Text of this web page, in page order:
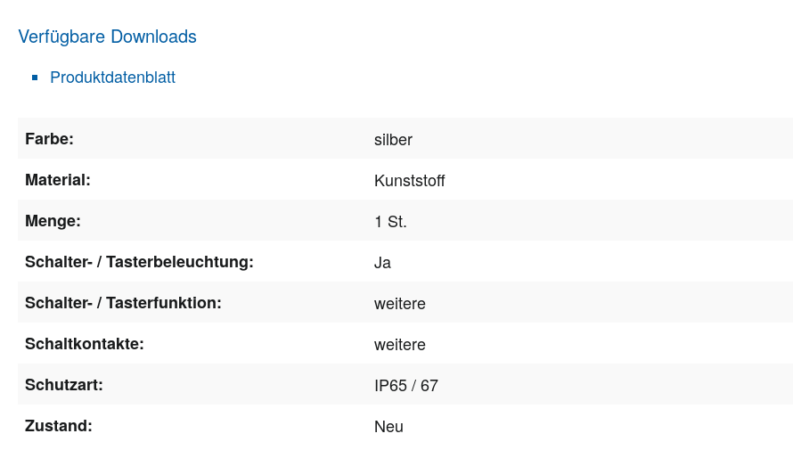
Verfügbare Downloads
Produktdatenblatt
Farbe:
silber
Material:
Kunststoff
Menge:
1 St.
Schalter- / Tasterbeleuchtung:
Ja
Schalter- / Tasterfunktion:
weitere
Schaltkontakte:
weitere
Schutzart:
IP65 / 67
Zustand:
Neu